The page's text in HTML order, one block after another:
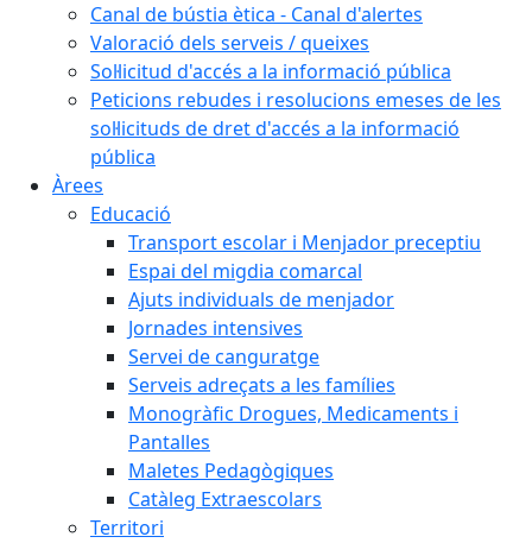
Canal de bústia ètica - Canal d'alertes
Valoració dels serveis / queixes
Sol·licitud d'accés a la informació pública
Peticions rebudes i resolucions emeses de les
sol·licituds de dret d'accés a la informació
pública
Àrees
Educació
Transport escolar i Menjador preceptiu
Espai del migdia comarcal
Ajuts individuals de menjador
Jornades intensives
Servei de canguratge
Serveis adreçats a les famílies
Monogràfic Drogues, Medicaments i
Pantalles
Maletes Pedagògiques
Catàleg Extraescolars
Territori